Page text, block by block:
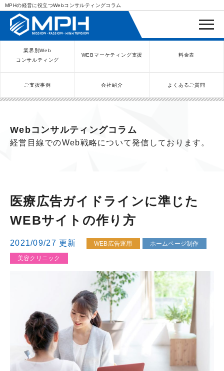
MPHの経営に役立つWebコンサルティングコラム
業界別Web
コンサルティング
WEBマーケティング支援 料金表
ご支援事例 会社紹介 よくあるご質問
Webコンサルティングコラム
経営目線でのWeb戦略について発信しております。
医療広告ガイドラインに準じた
WEBサイトの作り方
2021/09/27 更新 WEB広告運用 ホームページ制作
美容クリニック